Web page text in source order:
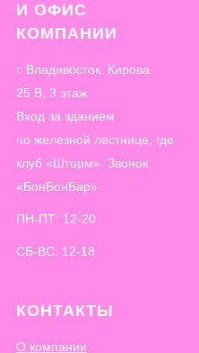
И ОФИС
КОМПАНИИ
г. Владивосток. Кирова
25 В, 3 этаж
Вход за зданием
по железной лестнице, где
клуб «Шторм». Звонок
«БонБонБар»
ПН-ПТ: 12-20
СБ-ВС: 12-18
КОНТАКТЫ
О компании